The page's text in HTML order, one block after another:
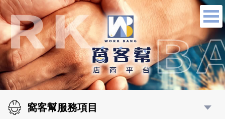
窩客幫服務項目